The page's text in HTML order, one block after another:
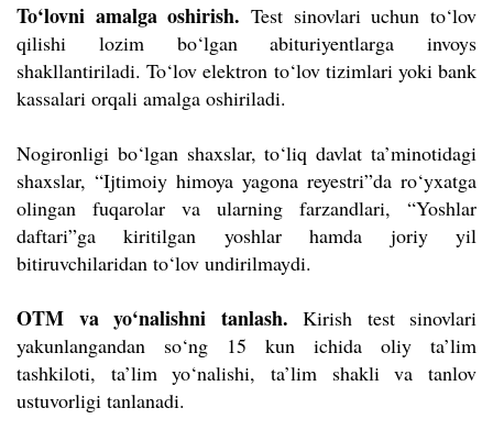
To‘lovni amalga oshirish. Test sinovlari uchun to‘lov
qilishi lozim bo‘lgan abituriyentlarga invoys
shakllantiriladi. To‘lov elektron to‘lov tizimlari yoki bank
kassalari orqali amalga oshiriladi.
Nogironligi bo‘lgan shaxslar, to‘liq davlat ta’minotidagi
shaxslar, “Ijtimoiy himoya yagona reyestri”da ro‘yxatga
olingan fuqarolar va ularning farzandlari, “Yoshlar
daftari”ga kiritilgan yoshlar hamda joriy yil
bitiruvchilaridan to‘lov undirilmaydi.
OTM va yo‘nalishni tanlash. Kirish test sinovlari
yakunlangandan so‘ng 15 kun ichida oliy ta’lim
tashkiloti, ta’lim yo‘nalishi, ta’lim shakli va tanlov
ustuvorligi tanlanadi.